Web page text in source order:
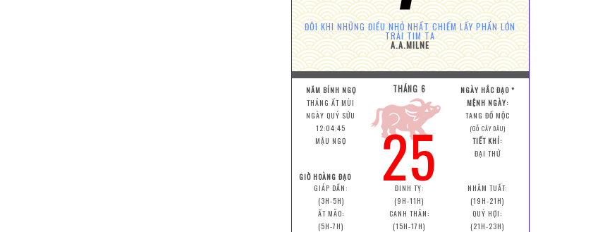
ĐÔI KHI NHỮNG ĐIỀU NHỎ NHẤT CHIẾM LẤY PHẦN LỚN
TRÁI TIM TA
A.A.MILNE
NĂM BÍNH NGỌ
THÁNG ẤT MÙI
NGÀY QUÝ SỬU
12:04:46
MẬU NGỌ
THÁNG 6
25
NGÀY HẮC ĐẠO *
MỆNH NGÀY:
TANG ĐỒ MỘC
(GỖ CÂY DÂU)
TIẾT KHÍ:
ĐẠI THỬ
GIỜ HOÀNG ĐẠO
GIÁP DẦN:
(3H-5H)
ẤT MÃO:
(5H-7H)
ĐINH TỴ:
(9H-11H)
CANH THÂN:
(15H-17H)
NHÂM TUẤT:
(19H-21H)
QUÝ HỢI:
(21H-23H)